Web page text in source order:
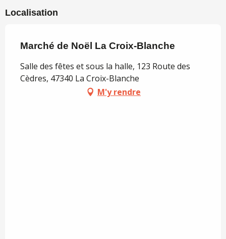
Localisation
Marché de Noël La Croix-Blanche
Salle des fêtes et sous la halle, 123 Route des
Cèdres, 47340 La Croix-Blanche
M'y rendre